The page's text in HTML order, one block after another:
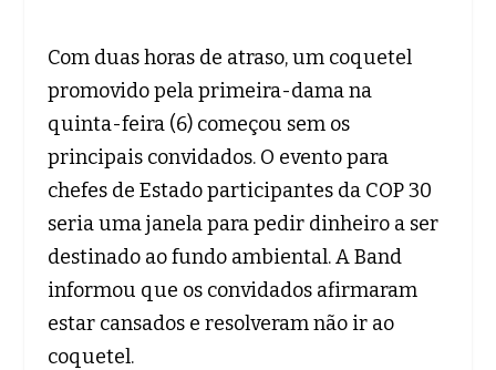
Com duas horas de atraso, um coquetel
promovido pela primeira-dama na
quinta-feira (6) começou sem os
principais convidados. O evento para
chefes de Estado participantes da COP 30
seria uma janela para pedir dinheiro a ser
destinado ao fundo ambiental. A Band
informou que os convidados afirmaram
estar cansados e resolveram não ir ao
coquetel.